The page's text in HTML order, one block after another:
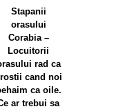
Stapanii
orasului
Corabia –
Locuitorii
rad ca
cand noi
ca oile.
ar trebui sa